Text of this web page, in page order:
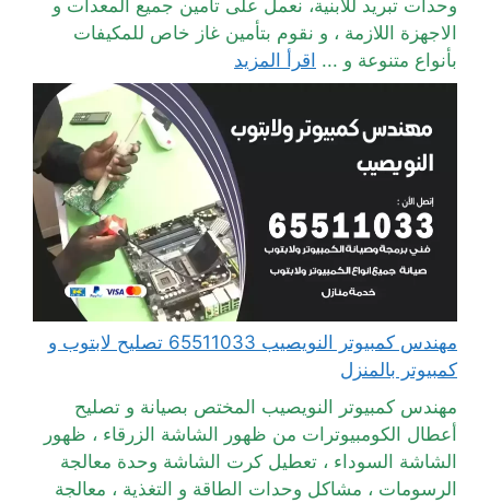
وحدات تبريد للابنية، نعمل على تأمين جميع المعدات و
الاجهزة اللازمة ، و نقوم بتأمين غاز خاص للمكيفات
بأنواع متنوعة و ... اقرأ المزيد
مهندس كمبيوتر النويصيب 65511033 تصليح لابتوب و
كمبيوتر بالمنزل
مهندس كمبيوتر النويصيب المختص بصيانة و تصليح
أعطال الكومبيوترات من ظهور الشاشة الزرقاء ، ظهور
الشاشة السوداء ، تعطيل كرت الشاشة وحدة معالجة
الرسومات ، مشاكل وحدات الطاقة و التغذية ، معالجة